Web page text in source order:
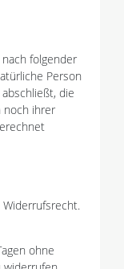
folgender
Person
die
noch ihrer
ohne